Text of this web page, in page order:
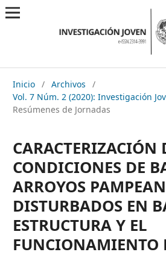
Inicio / Archivos
/
Vol. 7 Núm. 2 (2020): Investigación
Resúmenes de Jornadas
CARACTERIZACIÓN
CONDICIONES DE
ARROYOS
DISTURBADOS EN
ESTRUCTURA Y EL
FUNCIONAMIENTO